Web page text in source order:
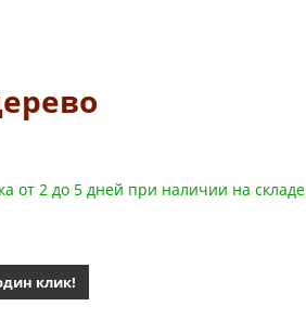
от 2 до 5 дней при наличии на складе
клик!